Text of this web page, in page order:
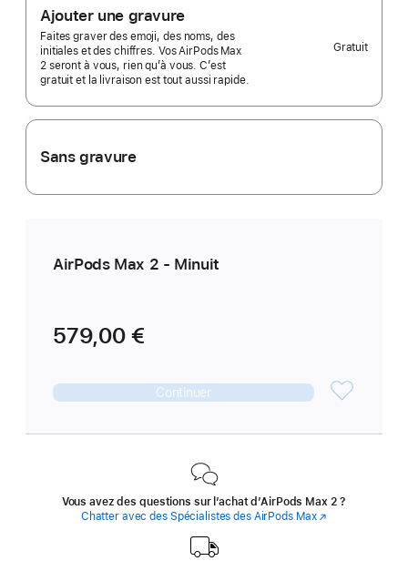
Ajouter une gravure
Faites graver des emoji, des noms, des
initiales et des chiffres. Vos AirPods Max
2 seront à vous, rien qu’à vous. C’est
gratuit et la livraison est tout aussi rapide.
Gratuit
Sans gravure
AirPods Max 2 - Minuit
579,00 €
Continuer
Vous avez des questions sur l’achat d’AirPods Max 2 ?
Chatter avec des Spécialistes des AirPods Max(s’ouvre